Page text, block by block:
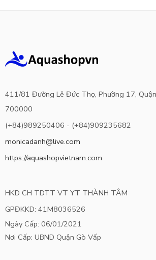
411/81 Đường Lê Đức Thọ, Phường 17,
700000
(+84)989250406 - (+84)909235682
monicadanh@live.com
https://aquashopvietnam.com
HKD CH TDTT VT YT THÀNH TÂM
GPĐKKD: 41M8036526
Ngày Cấp: 06/01/2021
Nơi Cấp: UBND Quận Gò Vấp